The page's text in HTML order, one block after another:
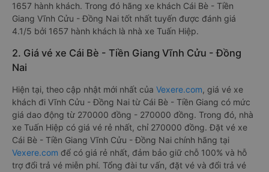
1657 hành khách. Trong đó hãng xe khách Cái Bè - Tiền
Giang Vĩnh Cửu - Đồng Nai tốt nhất tuyến được đánh giá
4.1/5 bởi 1657 hành khách là nhà xe Tuấn Hiệp.
2. Giá vé xe Cái Bè - Tiền Giang Vĩnh Cửu - Đồng
Nai
Hiện tại, theo cập nhật mới nhất của Vexere.com, giá vé xe
khách đi Vĩnh Cửu - Đồng Nai từ Cái Bè - Tiền Giang có mức
giá dao động từ 270000 đồng - 270000 đồng. Trong đó, nhà
xe Tuấn Hiệp có giá vé rẻ nhất, chỉ 270000 đồng. Đặt vé xe
Cái Bè - Tiền Giang Vĩnh Cửu - Đồng Nai chính hãng tại
Vexere.com để có giá rẻ nhất, đảm bảo giữ chỗ 100% và hỗ
trợ đổi trả vé miễn phí. Tổng đài tư vấn, đặt vé và đổi trả vé